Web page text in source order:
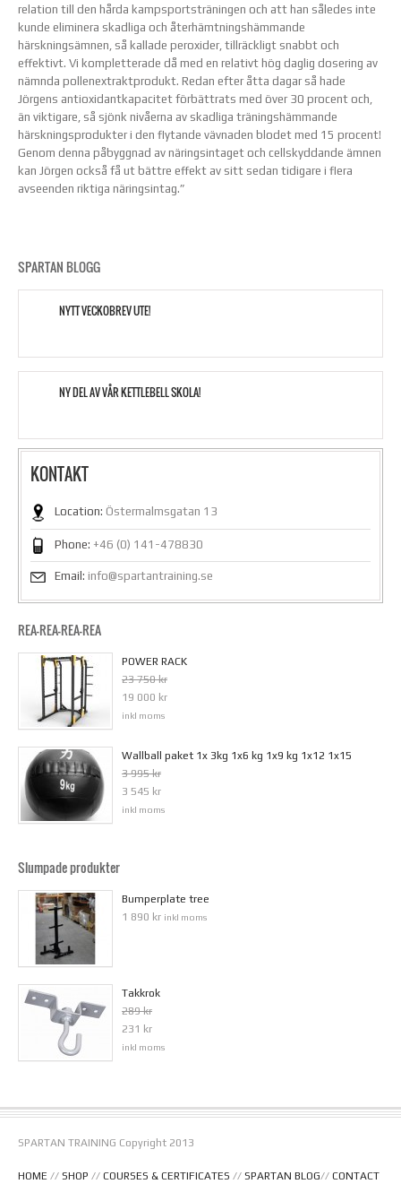
relation till den hårda kampsportsträningen och att han således inte
kunde eliminera skadliga och återhämtningshämmande
härskningsämnen, så kallade peroxider, tillräckligt snabbt och
effektivt. Vi kompletterade då med en relativt hög daglig dosering av
nämnda pollenextraktprodukt. Redan efter åtta dagar så hade
Jörgens antioxidantkapacitet förbättrats med över 30 procent och,
än viktigare, så sjönk nivåerna av skadliga träningshämmande
härskningsprodukter i den flytande vävnaden blodet med 15 procent!
Genom denna påbyggnad av näringsintaget och cellskyddande ämnen
kan Jörgen också få ut bättre effekt av sitt sedan tidigare i flera
avseenden riktiga näringsintag.”
SPARTAN BLOGG
NYTT VECKOBREV UTE!
NY DEL AV VÅR KETTLEBELL SKOLA!
KONTAKT
Location: Östermalmsgatan 13
Phone: +46 (0) 141-478830
Email: info@spartantraining.se
REA-REA-REA-REA
POWER RACK
23 750 kr
19 000 kr
inkl moms
Wallball paket 1x 3kg 1x6 kg 1x9 kg 1x12 1x15
3 995 kr
3 545 kr
inkl moms
Slumpade produkter
Bumperplate tree
1 890 kr inkl moms
Takkrok
289 kr
231 kr
inkl moms
SPARTAN TRAINING Copyright 2013
HOME // SHOP // COURSES & CERTIFICATES // SPARTAN BLOG// CONTACT